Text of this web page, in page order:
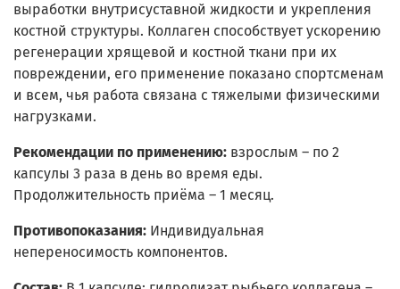
выработки внутрисуставной жидкости и укрепления
костной структуры. Коллаген способствует ускорению
регенерации хрящевой и костной ткани при их
повреждении, его применение показано спортсменам
и всем, чья работа связана с тяжелыми физическими
нагрузками.
Рекомендации по применению: взрослым – по 2
капсулы 3 раза в день во время еды.
Продолжительность приёма – 1 месяц.
Противопоказания: Индивидуальная
непереносимость компонентов.